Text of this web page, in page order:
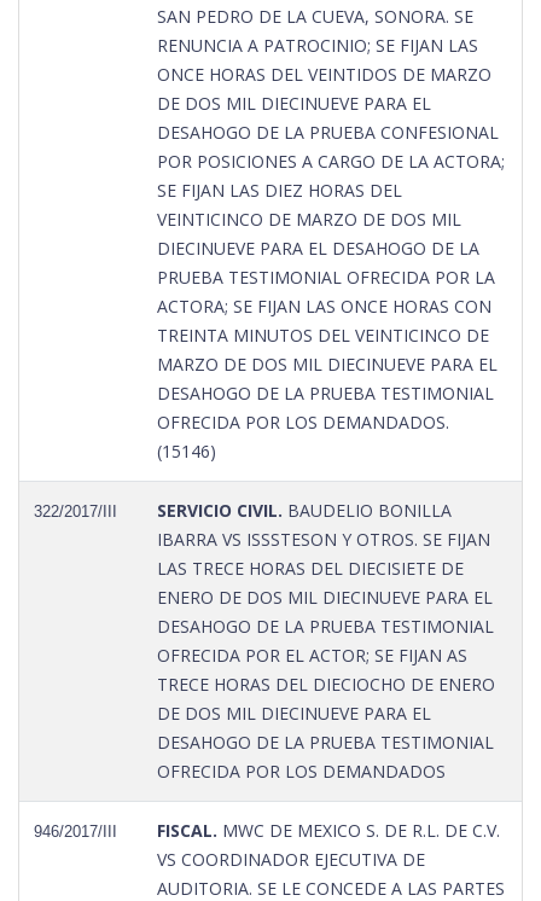
SAN PEDRO DE LA CUEVA, SONORA. SE
RENUNCIA A PATROCINIO; SE FIJAN LAS
ONCE HORAS DEL VEINTIDOS DE MARZO
DE DOS MIL DIECINUEVE PARA EL
DESAHOGO DE LA PRUEBA CONFESIONAL
POR POSICIONES A CARGO DE LA ACTORA;
SE FIJAN LAS DIEZ HORAS DEL
VEINTICINCO DE MARZO DE DOS MIL
DIECINUEVE PARA EL DESAHOGO DE LA
PRUEBA TESTIMONIAL OFRECIDA POR LA
ACTORA; SE FIJAN LAS ONCE HORAS CON
TREINTA MINUTOS DEL VEINTICINCO DE
MARZO DE DOS MIL DIECINUEVE PARA EL
DESAHOGO DE LA PRUEBA TESTIMONIAL
OFRECIDA POR LOS DEMANDADOS.
(15146)
322/2017/III SERVICIO CIVIL. BAUDELIO BONILLA
IBARRA VS ISSSTESON Y OTROS. SE FIJAN
LAS TRECE HORAS DEL DIECISIETE DE
ENERO DE DOS MIL DIECINUEVE PARA EL
DESAHOGO DE LA PRUEBA TESTIMONIAL
OFRECIDA POR EL ACTOR; SE FIJAN AS
TRECE HORAS DEL DIECIOCHO DE ENERO
DE DOS MIL DIECINUEVE PARA EL
DESAHOGO DE LA PRUEBA TESTIMONIAL
OFRECIDA POR LOS DEMANDADOS
946/2017/III FISCAL. MWC DE MEXICO S. DE R.L. DE C.V.
VS COORDINADOR EJECUTIVA DE
AUDITORIA. SE LE CONCEDE A LAS PARTES